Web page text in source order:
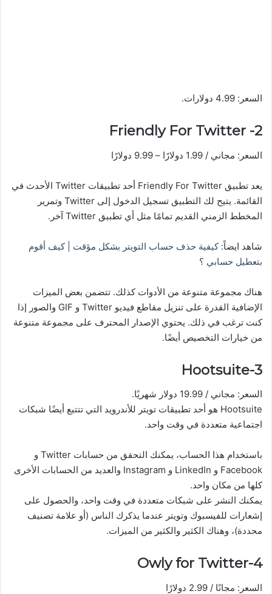
السعر: 4.99 دولارات.
2- Friendly For Twitter
السعر: مجاني / 1.99 دولارًا – 9.99 دولارًا
يعد تطبيق Friendly For Twitter أحد تطبيقات Twitter الأحدث في
القائمة. يتيح لك التطبيق تسجيل الدخول إلى Twitter وتمرير
المخطط الزمني القديم تمامًا مثل أي تطبيق Twitter آخر.
شاهد ايضاً:كيفية حذف حساب التويتر بشكل مؤقت | كيف أقوم
بتعطيل حسابي ؟
هناك مجموعة متنوعة من الأدوات كذلك. تتضمن بعض الميزات
الإضافية القدرة على تنزيل مقاطع فيديو Twitter و GIF والصور إذا
كنت ترغب في ذلك. يحتوي الإصدار المحترف على مجموعة متنوعة
من خيارات التخصيص أيضًا.
3-Hootsuite
السعر: مجاني / 19.99 دولار شهريًا.
Hootsuite هو أحد تطبيقات تويتر للأندرويد التي تتتبع أيضًا شبكات
اجتماعية متعددة في وقت واحد.
باستخدام هذا الحساب، يمكنك التحقق من حسابات Twitter و
Facebook و LinkedIn و Instagram والعديد من الحسابات الأخرى
كلها من مكان واحد.
يمكنك النشر على شبكات متعددة في وقت واحد، والحصول على
إشعارات للفيسبوك وتويتر عندما يذكرك الناس (أو علامة تصنيف
محددة)، وهناك الكثير والكثير من الميزات.
4-Owly for Twitter
السعر: مجانًا / 2.99 دولارًا